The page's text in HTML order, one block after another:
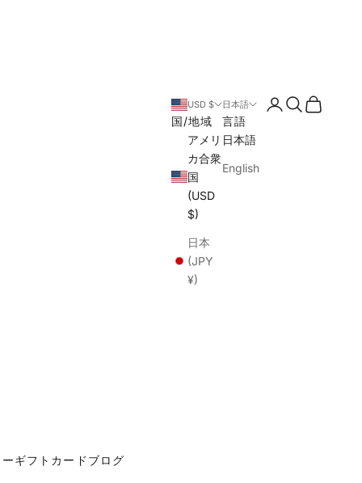
ギフトカード ブログ
USD $
国/地域
アメリ
カ合衆
国
(USD
$)
日本
(JPY
¥)
日本語
言語
日本語
English
ログイン
検索カート